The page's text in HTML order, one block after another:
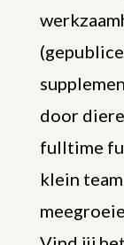
door
fulltime
klein